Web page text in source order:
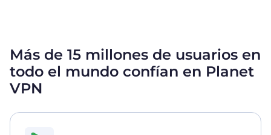
Más de 15 millones de usuarios en
todo el mundo confían en Planet
VPN